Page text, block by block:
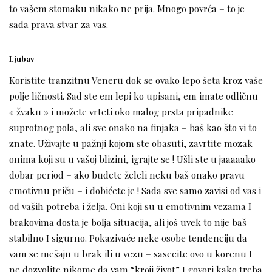
to vašem stomaku nikako ne prija. Mnogo povrća – to je
sada prava stvar za vas.
Ljubav
Koristite tranzitnu Veneru dok se ovako lepo šeta kroz vaše
polje ličnosti. Sad ste em lepi ko upisani, em imate odličnu
« žvaku » i možete vrteti oko malog prsta pripadnike
suprotnog pola, ali sve onako na finjaka – baš kao što vi to
znate. Uživajte u pažnji kojom ste obasuti, zavrtite mozak
onima koji su u vašoj blizini, igrajte se ! Ušli ste u jaaaaako
dobar period – ako budete želeli neku baš onako pravu
emotivnu priču – i dobićete je ! Sada sve samo zavisi od vas i
od vaših potreba i želja. Oni koji su u emotivnim vezama I
brakovima dosta je bolja situacija, ali još uvek to nije baš
stabilno I sigurno. Pokazivaće neke osobe tendenciju da
vam se mešaju u brak ili u vezu – sasecite ovo u korenu I
ne dozvolite nikome da vam “kroji život” I govori kako treba